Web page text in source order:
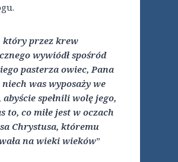
który przez krew
wywiódł spośród
pasterza owiec, Pana
niech was wyposaży we
spełnili wolę jego,
to, co miłe jest w oczach
Chrystusa, któremu
na wieki wieków”